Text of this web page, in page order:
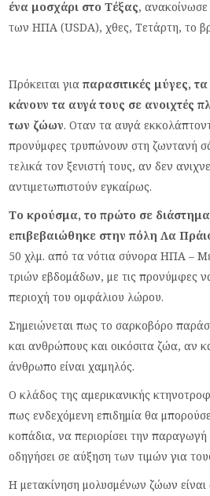
ένα μοσχάρι στο Τέξας, ανακοίνωσε
των ΗΠΑ (USDA), χθες, Τετάρτη, το
Πρόκειται γιαπαρασιτικές μύγες,
κάνουν τα αυγά τους σε ανοιχτές
των ζώων. Οταν τα αυγά
προνύμφες τρυπώνουν στη ζωντανή
τελικά τον ξενιστή τους, αν δεν
αντιμετωπιστούν εγκαίρως.
Το κρούσμα, το πρώτο σε διάστημα
επιβεβαιώθηκε στην πόλη Λα
50 χλμ. από τα νότια σύνορα ΗΠΑ –
τριών εβδομάδων, με τις προνύμφες
περιοχή του ομφάλιου λώρου.
Σημειώνεται πως το σαρκοβόρο
και ανθρώπους και οικόσιτα ζώα, αν
άνθρωπο είναι χαμηλός.
Ο κλάδος της αμερικανικής
πως ενδεχόμενη επιδημία θα
κοπάδια, να περιορίσει την παραγωγή
οδηγήσει σε αύξηση των τιμών για
Η μετακίνηση μολυσμένων ζώων είναι